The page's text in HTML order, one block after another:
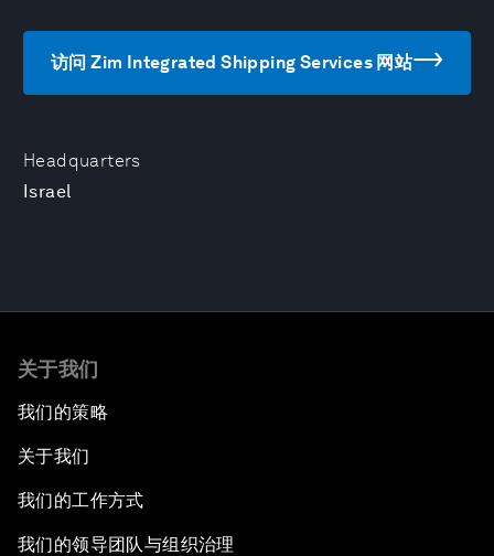
Headquarters
Israel
访问 Zim Integrated Shipping Services 网站
关于我们
我们的策略
关于我们
我们的工作方式
我们的领导团队与组织治理